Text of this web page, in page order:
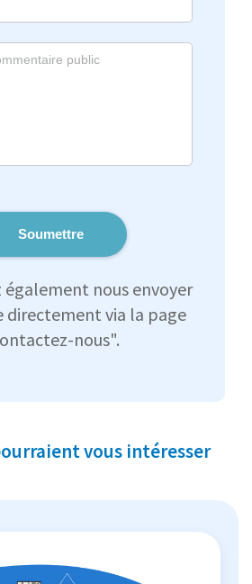
Soumettre
également nous envoyer
directement via la page
nous".
vous intéresser